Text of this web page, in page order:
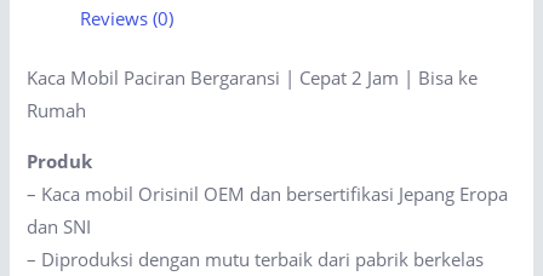
Jam
|
Bisa
ke
Rumah
quantity
Reviews (0)
Kaca Mobil Paciran Bergaransi | Cepat 2 Jam | Bisa ke
Rumah
Produk
– Kaca mobil Orisinil OEM dan bersertifikasi Jepang Eropa
dan SNI
– Diproduksi dengan mutu terbaik dari pabrik berkelas